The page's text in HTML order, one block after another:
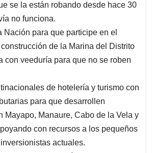
se la están robando desde hace 30
no funciona.
Nación para que participe en el
de la Marina del Distrito
con veeduría para que no se roben
de hotelería y turismo con
para que desarrollen
Mayapo, Manaure, Cabo de la Vela y
con recursos a los pequeños
actuales.